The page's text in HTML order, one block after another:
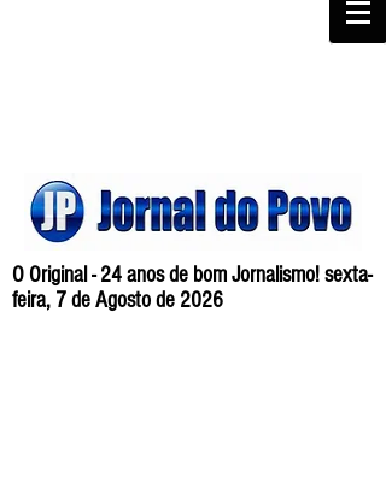
O Original - 24 anos de bom Jornalismo! sexta-
feira, 7 de Agosto de 2026